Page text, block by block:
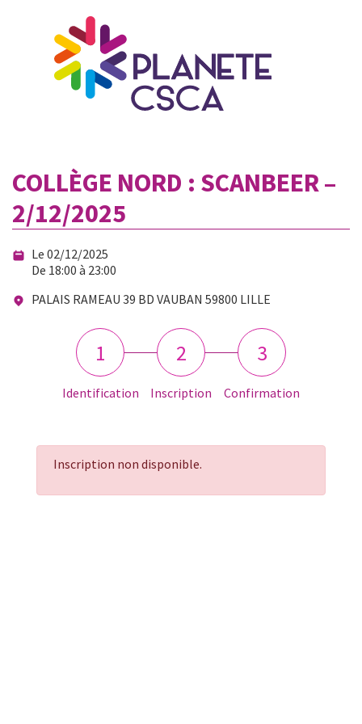
COLLÈGE NORD : SCANBEER –
2/12/2025
Le 02/12/2025
De 18:00 à 23:00
PALAIS RAMEAU 39 BD VAUBAN 59800 LILLE
1
Identification
2
Inscription
3
Confirmation
Inscription non disponible.